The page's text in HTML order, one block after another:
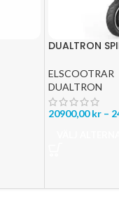
DUALTRON
ELSCOOTRAR
DUALTRON
20900,00kr –